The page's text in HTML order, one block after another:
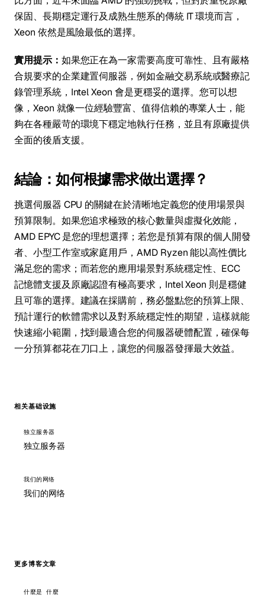
保固、長期穩定運行及成熟生態系的傳統 IT 環境而言，
Xeon 依然是風險最低的選擇。
實用提示： 如果您正在為一家需要高度可靠性、且有嚴格
合規要求的企業建置伺服器，例如金融交易系統或醫療記
錄管理系統，Intel Xeon 會是更穩妥的選擇。您可以想
像，Xeon 就像一位經驗豐富、值得信賴的專業人士，能
夠在各種嚴苛的環境下穩定地執行任務，並且有原廠提供
全面的後盾支援。
結論：如何根據需求做出選擇？
挑選伺服器 CPU 的關鍵在於清晰地定義您的使用場景與
預算限制。如果您追求極致的核心數量與虛擬化效能，
AMD EPYC 是您的理想選擇；若您是預算有限的個人開發
者、小型工作室或家庭用戶，AMD Ryzen 能以高性價比
滿足您的需求；而若您的應用場景對系統穩定性、ECC
記憶體支援及原廠認證有極高要求，Intel Xeon 則是穩健
且可靠的選擇。建議在採購前，務必盤點您的預算上限、
預計運行的軟體需求以及對系統穩定性的期望，這樣就能
快速縮小範圍，找到最適合您的伺服器硬體配置，確保每
一分預算都花在刀口上，讓您的伺服器發揮最大效益。
相关基础设施
独立服务器
独立服务器
我们的网络
我们的网络
更多博客文章
什麼是 什麼